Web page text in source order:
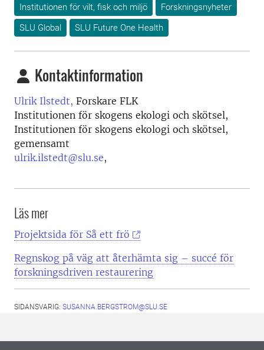
Institutionen för vilt, fisk och miljö
Forskningsnyheter
SLU Global
SLU Future One Health
Kontaktinformation
Ulrik Ilstedt, Forskare FLK
Institutionen för skogens ekologi och skötsel,
Institutionen för skogens ekologi och skötsel,
gemensamt
ulrik.ilstedt@slu.se,
Läs mer
Projektsida för Så ett frö
Regnskog på väg att återhämta sig – succé för
forskningsdriven restaurering
SIDANSVARIG: SUSANNA.BERGSTROM@SLU.SE